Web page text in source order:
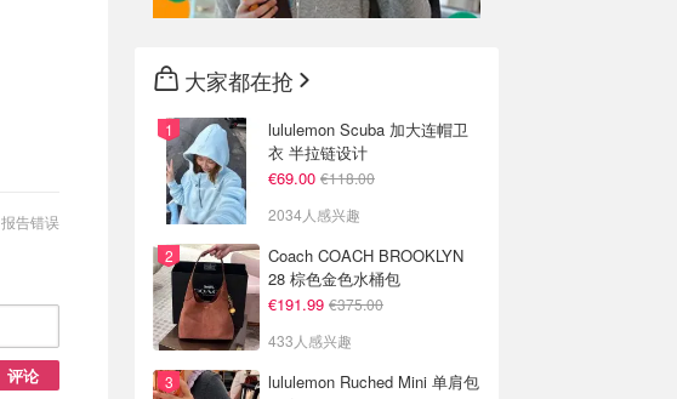
报告错误
评论
大家都在抢
lululemon Scuba 加大连帽卫
衣 半拉链设计
€69.00 €118.00
2034人感兴趣
Coach COACH BROOKLYN
28 棕色金色水桶包
€191.99 €375.00
433人感兴趣
lululemon Ruched Mini 单肩包